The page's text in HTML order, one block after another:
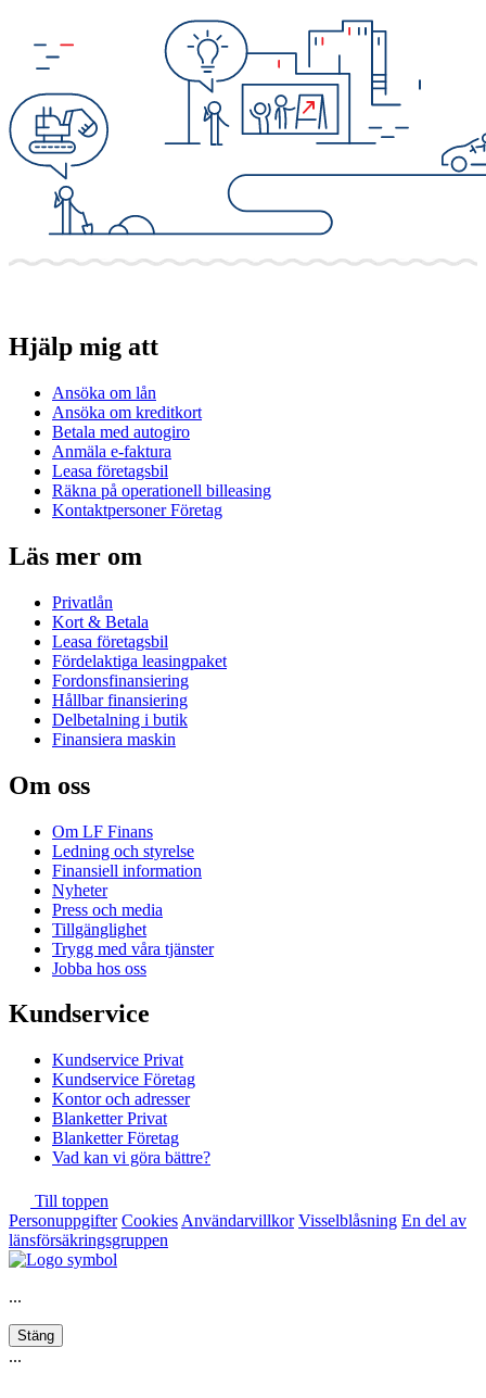
Hjälp mig att
Ansöka om lån
Ansöka om kreditkort
Betala med autogiro
Anmäla e-faktura
Leasa företagsbil
Räkna på operationell billeasing
Kontaktpersoner Företag
Läs mer om
Privatlån
Kort & Betala
Leasa företagsbil
Fördelaktiga leasingpaket
Fordonsfinansiering
Hållbar finansiering
Delbetalning i butik
Finansiera maskin
Om oss
Om LF Finans
Ledning och styrelse
Finansiell information
Nyheter
Press och media
Tillgänglighet
Trygg med våra tjänster
Jobba hos oss
Kundservice
Kundservice Privat
Kundservice Företag
Kontor och adresser
Blanketter Privat
Blanketter Företag
Vad kan vi göra bättre?
Till toppen
Personuppgifter Cookies Användarvillkor Visselblåsning En del av
länsförsäkringsgruppen
...
Stäng
...